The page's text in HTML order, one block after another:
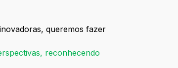
queremos fazer
reconhecendo